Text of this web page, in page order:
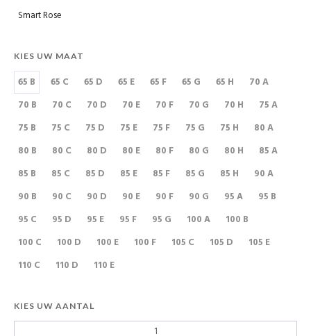
Smart Rose
KIES UW MAAT
65 B 65 C 65 D 65 E 65 F 65 G 65 H
70 A
70 B
70 C 70 D 70 E 70 F 70 G 70 H
75 A
75 B
75 C 75 D 75 E 75 F 75 G 75 H
80 A
80 B
80 C 80 D 80 E 80 F 80 G 80 H
85 A
85 B
85 C 85 D 85 E 85 F 85 G 85 H
90 A
90 B
90 C 90 D 90 E 90 F 90 G 95 A
95 B
95 C
95 D 95 E 95 F 95 G 100 A
100 B
100 C
100 D 100 E 100 F 105 C 105 D
105 E
110 C
110 D 110 E
KIES UW AANTAL